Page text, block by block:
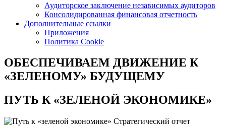
Аудиторское заключение независимых аудиторов
Консолидированная финансовая отчетность
Дополнительные ссылки
Приложения
Политика Cookie
ОБЕСПЕЧИВАЕМ ДВИЖЕНИЕ К
«ЗЕЛЕНОМУ» БУДУЩЕМУ
ПУТЬ К«ЗЕЛЕНОЙ ЭКОНОМИКЕ»
Стратегический отчет